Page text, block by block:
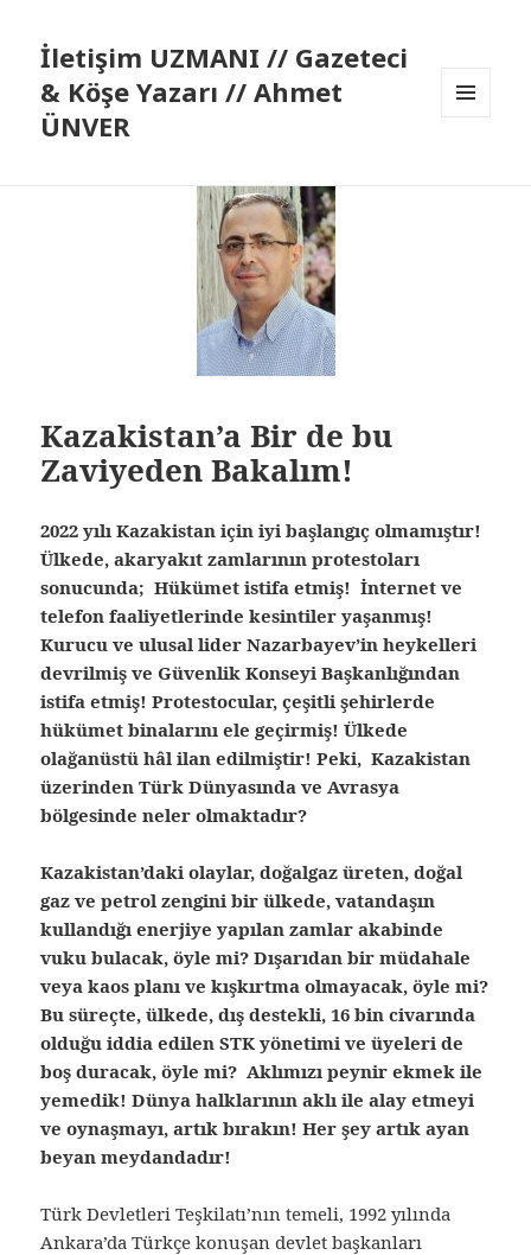
İletişim UZMANI // Gazeteci
& Köşe Yazarı // Ahmet
ÜNVER
Kazakistan’a Bir de bu
Zaviyeden Bakalım!
2022 yılı Kazakistan için iyi başlangıç olmamıştır!
Ülkede, akaryakıt zamlarının protestoları
sonucunda; Hükümet istifa etmiş! İnternet ve
telefon faaliyetlerinde kesintiler yaşanmış!
Kurucu ve ulusal lider Nazarbayev’in heykelleri
devrilmiş ve Güvenlik Konseyi Başkanlığından
istifa etmiş! Protestocular, çeşitli şehirlerde
hükümet binalarını ele geçirmiş! Ülkede
olağanüstü hâl ilan edilmiştir! Peki, Kazakistan
üzerinden Türk Dünyasında ve Avrasya
bölgesinde neler olmaktadır?
Kazakistan’daki olaylar, doğalgaz üreten, doğal
gaz ve petrol zengini bir ülkede, vatandaşın
kullandığı enerjiye yapılan zamlar akabinde
vuku bulacak, öyle mi? Dışarıdan bir müdahale
veya kaos planı ve kışkırtma olmayacak, öyle mi?
Bu süreçte, ülkede, dış destekli, 16 bin civarında
olduğu iddia edilen STK yönetimi ve üyeleri de
boş duracak, öyle mi? Aklımızı peynir ekmek ile
yemedik! Dünya halklarının aklı ile alay etmeyi
ve oynaşmayı, artık bırakın! Her şey artık ayan
beyan meydandadır!
Türk Devletleri Teşkilatı’nın temeli, 1992 yılında
Ankara’da Türkçe konuşan devlet başkanları